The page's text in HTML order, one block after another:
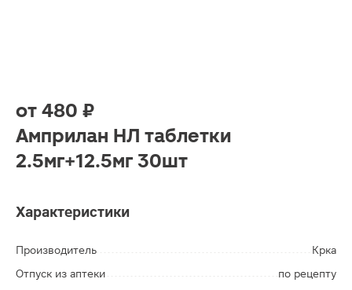
от 480 ₽
Амприлан НЛ таблетки
2.5мг+12.5мг 30шт
Характеристики
Производитель
Крка
Отпуск из аптеки
по рецепту